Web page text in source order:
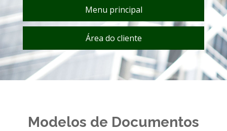
Menu principal
Área do cliente
Modelos de Documentos